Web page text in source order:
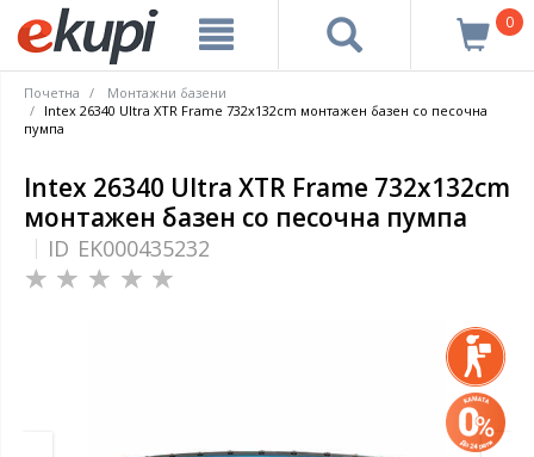
0
Почетна
Монтажни базени
Intex 26340 Ultra XTR Frame 732x132cm монтажен базен со песочна
пумпа
Intex 26340 Ultra XTR Frame 732x132cm
монтажен базен со песочна пумпа
ID EK000435232